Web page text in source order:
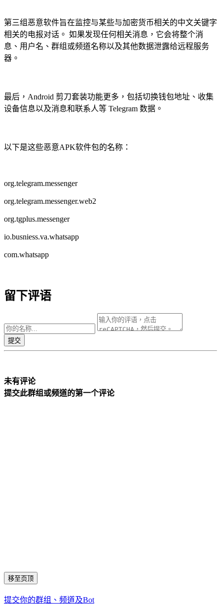
第三组恶意软件旨在监控与某些与加密货币相关的中文关键字
相关的电报对话。 如果发现任何相关消息，它会将整个消
息、用户名、群组或频道名称以及其他数据泄露给远程服务
器。
最后，Android 剪刀套装功能更多，包括切换钱包地址、收集
设备信息以及消息和联系人等 Telegram 数据。
以下是这些恶意APK软件包的名称：
org.telegram.messenger
org.telegram.messenger.web2
org.tgplus.messenger
io.busniess.va.whatsapp
com.whatsapp
留下评语
未有评论
提交此群组或频道的第一个评论
移至页顶
提交你的群组、频道及Bot